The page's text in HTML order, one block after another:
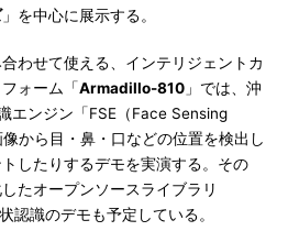
」を中心に展示する。
わせて使える、インテリジェントカ
ォーム「Armadillo-810 」では、沖
エンジン「FSE（Face Sensing
から目・鼻・口などの位置を検出し
したりするデモを実演する。その
たオープンソースライブラリ
認識のデモも予定している。